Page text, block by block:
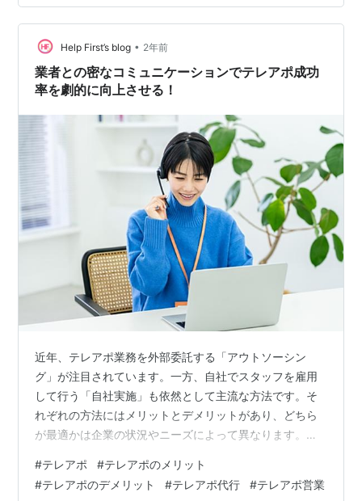
する7つのステップ 目標設定 ターゲット顧客の分析 トー
クの流れ トーク内容 トークスクリプトのチェック ロー
ルプレイング 実績に基づいた改善 本日のまとめ テレア
ポトークスクリプトの重要…
Help First’s blog • 2年前
業者との密なコミュニケーションでテレアポ成功
率を劇的に向上させる！
近年、テレアポ業務を外部委託する「アウトソーシン
グ」が注目されています。一方、自社でスタッフを雇用
して行う「自社実施」も依然として主流な方法です。そ
れぞれの方法にはメリットとデメリットがあり、どちら
が最適かは企業の状況やニーズによって異なります。今
て、アウトソーシングのメリットとデメリットについて
紹介します。そして効果的なコミュニケーションを実現
#テレアポ #テレアポのメリット
#テレアポのデメリット #テレアポ代行 #テレアポ営業